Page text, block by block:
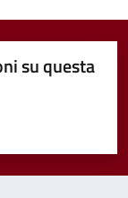
su questa